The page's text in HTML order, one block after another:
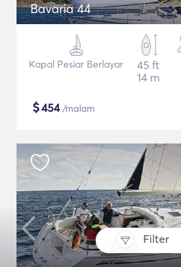
Filter
Bavaria 44
Kapal Pesiar Berlayar
45 ft
14 m
$454/malam